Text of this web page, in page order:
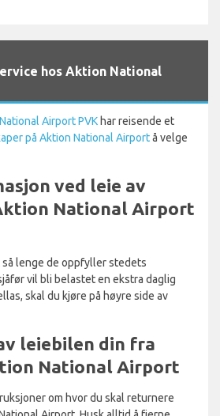
hos Aktion National
Airport PVKhar reisende et
på Aktion National Airportå velge
ved leie av
National Airport
lenge de oppfyller stedets
vil bli belastet en ekstra daglig
skal du kjøre på høyre side av
leiebilen din fra
National Airport
om hvor du skal returnere